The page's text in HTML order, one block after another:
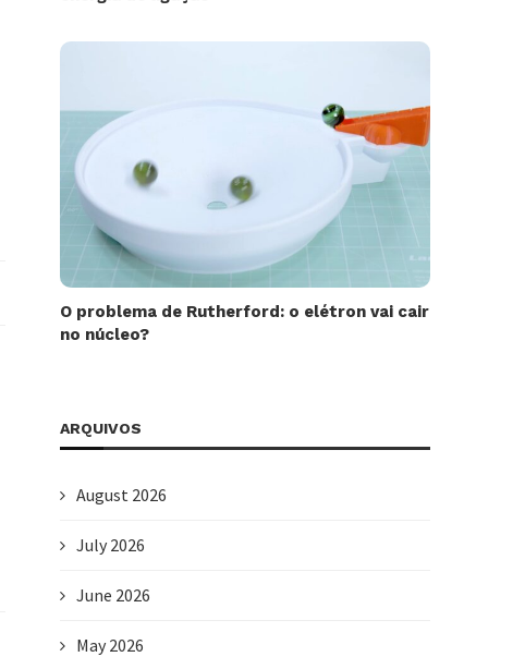
O problema de Rutherford: o elétron vai cair
no núcleo?
ARQUIVOS
August 2026
July 2026
June 2026
May 2026